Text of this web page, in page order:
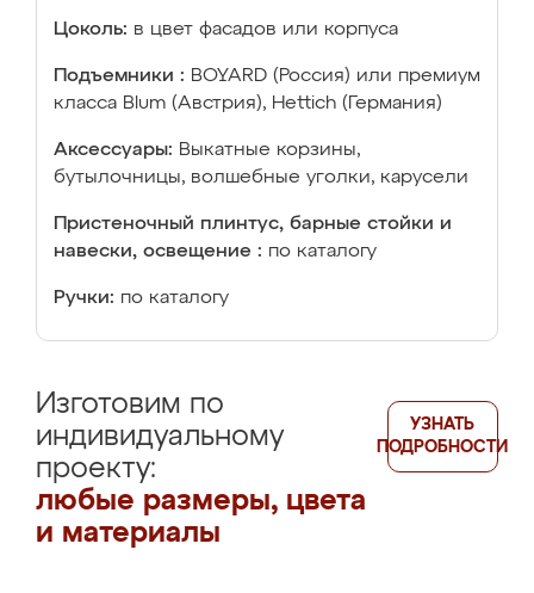
Цоколь: в цвет фасадов или корпуса
Подъемники : BOYARD (Россия) или премиум
класса Blum (Австрия), Hettich (Германия)
Аксессуары: Выкатные корзины,
бутылочницы, волшебные уголки, карусели
Пристеночный плинтус, барные стойки и
навески, освещение : по каталогу
Ручки: по каталогу
Изготовим по
индивидуальному
проекту:
любые размеры, цвета
и материалы
УЗНАТЬ
ПОДРОБНОСТИ